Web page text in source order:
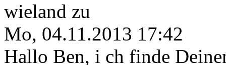
wieland zu
Mo, 04.11.2013 17:42
Hallo Ben, i ch finde